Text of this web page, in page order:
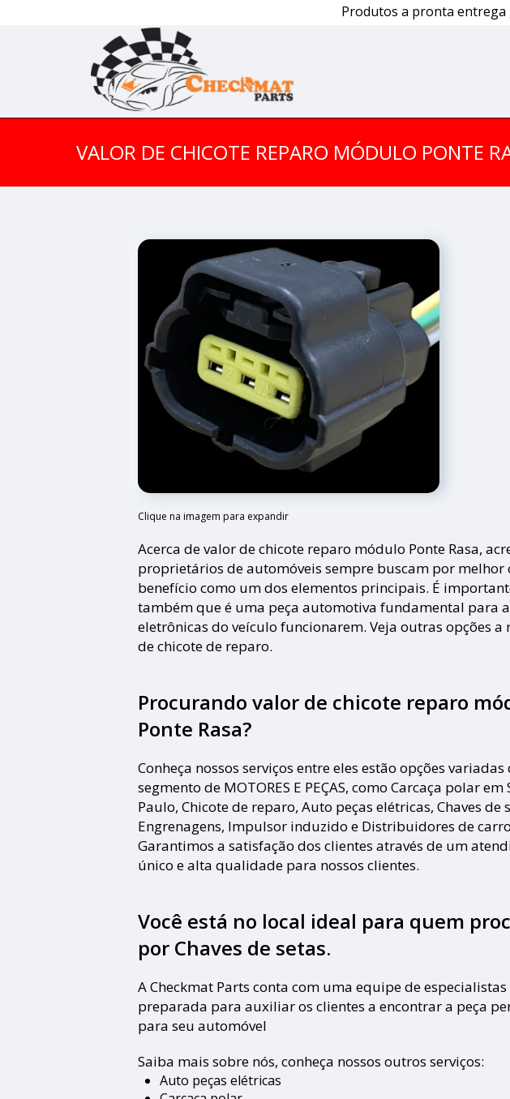
Produtos a pronta entrega
VALOR DE CHICOTE REPARO MÓDULO PONTE
Clique na imagem para expandir
Acerca de valor de chicote reparo módulo Ponte Rasa,
proprietários de automóveis sempre buscam por melhor
benefício como um dos elementos principais. É
também que é uma peça automotiva fundamental para
eletrônicas do veículo funcionarem. Veja outras opções a
de chicote de reparo.
Procurando valor de chicote reparo
Ponte Rasa?
Conheça nossos serviços entre eles estão opções variadas
segmento de MOTORES E PEÇAS, como Carcaça polar em
Paulo, Chicote de reparo, Auto peças elétricas, Chaves de
Engrenagens, Impulsor induzido e Distribuidores de
Garantimos a satisfação dos clientes através de um
único e alta qualidade para nossos clientes.
Você está no local ideal para quem
por Chaves de setas.
A Checkmat Parts conta com uma equipe de especialistas
preparada para auxiliar os clientes a encontrar a peça
para seu automóvel
Saiba mais sobre nós, conheça nossos outros serviços:
Auto peças elétricas